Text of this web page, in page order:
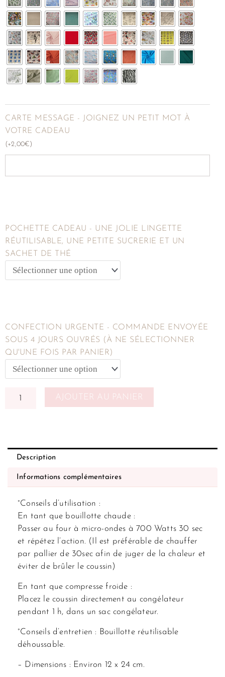
CARTE MESSAGE - JOIGNEZ UN PETIT MOT À
VOTRE CADEAU
( +2,00€ )
POCHETTE CADEAU - UNE JOLIE LINGETTE
RÉUTILISABLE, UNE PETITE SUCRERIE ET UN
SACHET DE THÉ
CONFECTION URGENTE - COMMANDE ENVOYÉE
SOUS 4 JOURS OUVRÉS (À NE SÉLECTIONNER
QU'UNE FOIS PAR PANIER)
AJOUTER AU PANIER
Description
Informations complémentaires
°Conseils d’utilisation :
En tant que bouillotte chaude :
Passer au four à micro-ondes à 700 Watts 30 sec
et répétez l’action. (Il est préférable de chauffer
par pallier de 30sec afin de juger de la chaleur et
éviter de brûler le coussin)
En tant que compresse froide :
Placez le coussin directement au congélateur
pendant 1 h, dans un sac congélateur.
°Conseils d’entretien : Bouillotte réutilisable
déhoussable.
– Dimensions : Environ 12 x 24 cm.